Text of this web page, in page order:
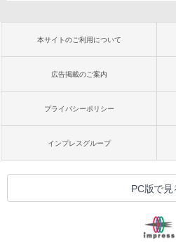
本サイトのご利用について
広告掲載のご案内
プライバシーポリシー
インプレスグループ
PC版で見